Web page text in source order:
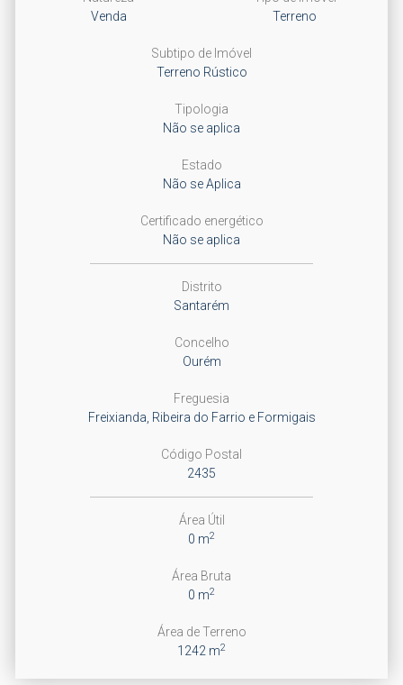
Venda
Terreno
Subtipo de Imóvel
Terreno Rústico
Tipologia
Não se aplica
Estado
Não se Aplica
Certificado energético
Não se aplica
Distrito
Santarém
Concelho
Ourém
Freguesia
Freixianda, Ribeira do Farrio e Formigais
Código Postal
2435
Área Útil
0 m2
Área Bruta
0 m2
Área de Terreno
1242 m2